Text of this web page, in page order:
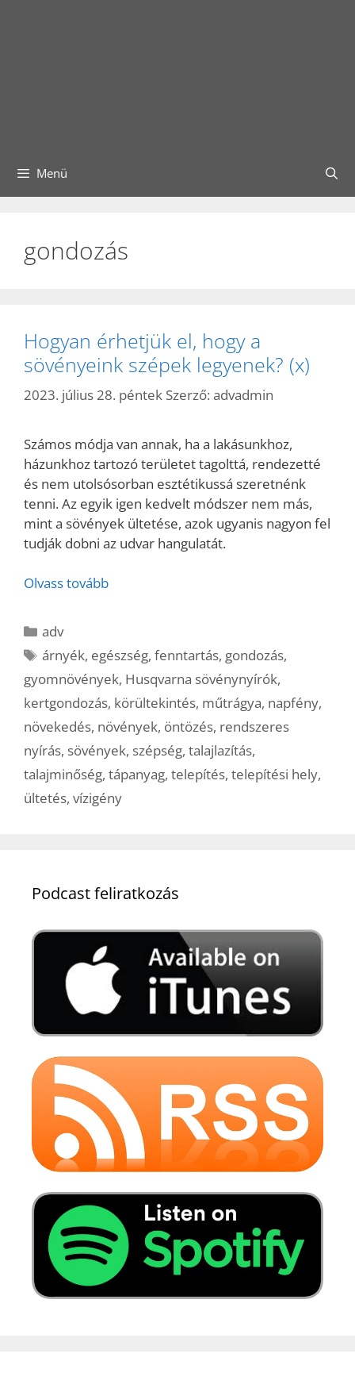
Menü
gondozás
Hogyan érhetjük el, hogy a
sövényeink szépek legyenek? (x)
2023. július 28. péntek Szerző: advadmin
Számos módja van annak, ha a lakásunkhoz,
házunkhoz tartozó területet tagolttá, rendezetté
és nem utolsósorban esztétikussá szeretnénk
tenni. Az egyik igen kedvelt módszer nem más,
mint a sövények ültetése, azok ugyanis nagyon fel
tudják dobni az udvar hangulatát.
Olvass tovább
Kategória
adv
Címkék
árnyék, egészség,fenntartás, gondozás,
gyomnövények, Husqvarna sövénynyírók,
kertgondozás, körültekintés, műtrágya, napfény,
növekedés, növények, öntözés, rendszeres
nyírás, sövények, szépség, talajlazítás,
talajminőség, tápanyag, telepítés, telepítési hely,
ültetés, vízigény
Podcast feliratkozás